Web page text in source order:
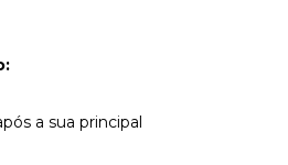
a sua principal